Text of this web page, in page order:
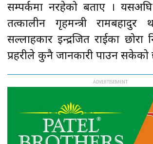
सम्पर्कमा नरहेको बताए ।
तत्कालीन गृहमन्त्री रामबहादुर
सल्लाहकार इन्द्रजित राईका छोरा
प्रहरीले कुनै जानकारी पाउन सकेको